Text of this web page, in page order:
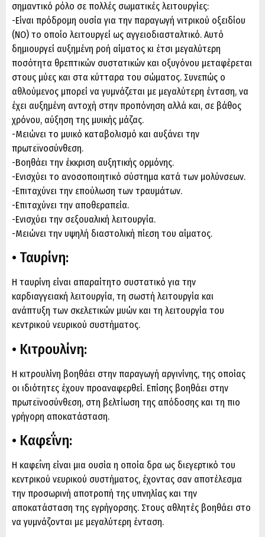
σημαντικό ρόλο σε πολλές σωματικές λειτουργίες:
-Είναι πρόδρομη ουσία για την παραγωγή νιτρικού οξειδίου
(ΝΟ) το οποίο λειτουργεί ως αγγειοδιασταλτικό. Αυτό
δημιουργεί αυξημένη ροή αίματος κι έτσι μεγαλύτερη
ποσότητα θρεπτικών συστατικών και οξυγόνου μεταφέρεται
στους μύες και στα κύτταρα του σώματος. Συνεπώς ο
αθλούμενος μπορεί να γυμνάζεται με μεγαλύτερη ένταση, να
έχει αυξημένη αντοχή στην προπόνηση αλλά και, σε βάθος
χρόνου, αύξηση της μυικής μάζας.
-Μειώνει το μυικό καταβολισμό και αυξάνει την
πρωτεϊνοσύνθεση.
-Βοηθάει την έκκριση αυξητικής ορμόνης.
-Ενισχύει το ανοσοποιητικό σύστημα κατά των μολύνσεων.
-Επιταχύνει την επούλωση των τραυμάτων.
-Επιταχύνει την αποθεραπεία.
-Ενισχύει την σεξουαλική λειτουργία.
-Μειώνει την υψηλή διαστολική πίεση του αίματος.
• Ταυρίνη:
Η ταυρίνη είναι απαραίτητο συστατικό για την
καρδιαγγειακή λειτουργία, τη σωστή λειτουργία και
ανάπτυξη των σκελετικών μυών και τη λειτουργία του
κεντρικού νευρικού συστήματος.
• Κιτρουλίνη:
Η κιτρουλίνη βοηθάει στην παραγωγή αργινίνης, της οποίας
οι ιδιότητες έχουν προαναφερθεί. Επίσης βοηθάει στην
πρωτεϊνοσύνθεση, στη βελτίωση της απόδοσης και τη πιο
γρήγορη αποκατάσταση.
• Καφεΐνη:
Η καφεΐνη είναι μια ουσία η οποία δρα ως διεγερτικό του
κεντρικού νευρικού συστήματος, έχοντας σαν αποτέλεσμα
την προσωρινή αποτροπή της υπνηλίας και την
αποκατάσταση της εγρήγορσης. Στους αθλητές βοηθάει στο
να γυμνάζονται με μεγαλύτερη ένταση.